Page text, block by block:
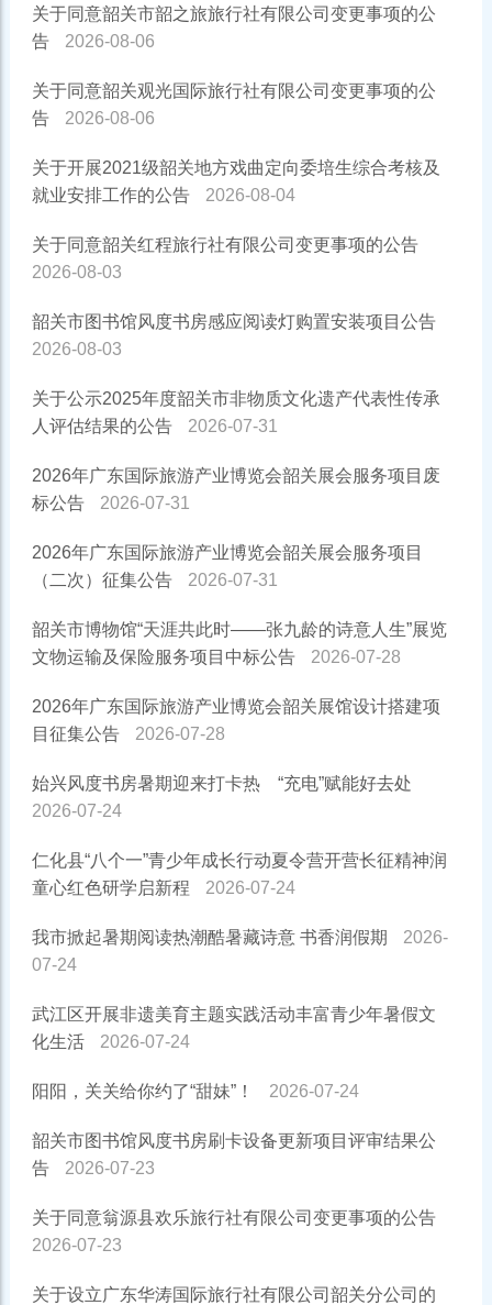
关于同意韶关市韶之旅旅行社有限公司变更事项的公
告
2026-08-06
关于同意韶关观光国际旅行社有限公司变更事项的公
告
2026-08-06
关于开展2021级韶关地方戏曲定向委培生综合考核及
就业安排工作的公告
2026-08-04
关于同意韶关红程旅行社有限公司变更事项的公告
2026-08-03
韶关市图书馆风度书房感应阅读灯购置安装项目公告
2026-08-03
关于公示2025年度韶关市非物质文化遗产代表性传承
人评估结果的公告
2026-07-31
2026年广东国际旅游产业博览会韶关展会服务项目废
标公告
2026-07-31
2026年广东国际旅游产业博览会韶关展会服务项目
（二次）征集公告
2026-07-31
韶关市博物馆“天涯共此时——张九龄的诗意人生”展览
文物运输及保险服务项目中标公告
2026-07-28
2026年广东国际旅游产业博览会韶关展馆设计搭建项
目征集公告
2026-07-28
始兴风度书房暑期迎来打卡热 “充电”赋能好去处
2026-07-24
仁化县“八个一”青少年成长行动夏令营开营长征精神润
童心红色研学启新程
2026-07-24
我市掀起暑期阅读热潮酷暑藏诗意 书香润假期
2026-
07-24
武江区开展非遗美育主题实践活动丰富青少年暑假文
化生活
2026-07-24
阳阳，关关给你约了“甜妹”！ 2026-07-24
韶关市图书馆风度书房刷卡设备更新项目评审结果公
告
2026-07-23
关于同意翁源县欢乐旅行社有限公司变更事项的公告
2026-07-23
关于设立广东华涛国际旅行社有限公司韶关分公司的